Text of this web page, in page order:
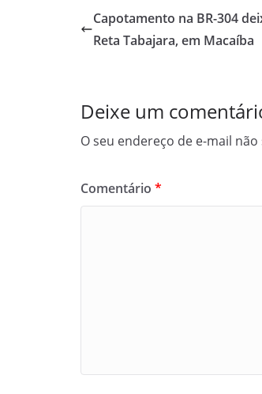
Capotamento na BR-304
Reta Tabajara, em Macaíba
Deixe um
O seu endereço de e-mail
Comentário *